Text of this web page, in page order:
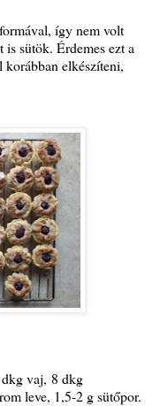
így nem volt
sütök. Érdemes ezt a
korábban elkészíteni,
vaj, 8 dkg
leve, 1,5-2 g sütőpor.